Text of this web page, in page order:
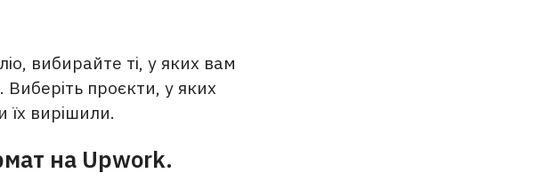
вибирайте ті, у яких вам
проєкти, у яких
їх вирішили.
на Upwork.